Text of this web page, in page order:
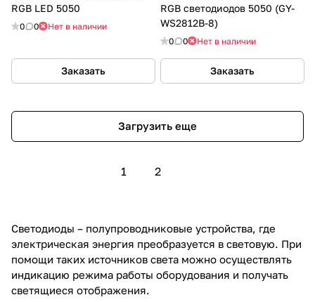
RGB LED 5050
0 0 Нет в наличии
Заказать
RGB светодиодов 5050 (GY-
WS2812B-8)
0 0 Нет в наличии
Заказать
Загрузить еще
1 2
Светодиоды – полупроводниковые устройства, где
электрическая энергия преобразуется в световую. При
помощи таких источников света можно осуществлять
индикацию режима работы оборудования и получать
светящиеся отображения.